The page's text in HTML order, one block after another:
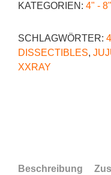
KATEGORIEN: 4" -
SCHLAGWÖRTER:
DISSECTIBLES,
XXRAY
Beschreibung